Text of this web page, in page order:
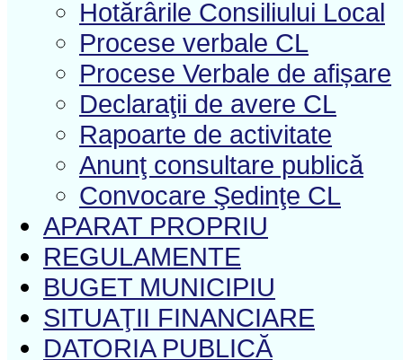
Hotărârile Consiliului Local
Procese verbale CL
Procese Verbale de afișare
Declaraţii de avere CL
Rapoarte de activitate
Anunţ consultare publică
Convocare Şedinţe CL
APARAT PROPRIU
REGULAMENTE
BUGET MUNICIPIU
SITUAŢII FINANCIARE
DATORIA PUBLICĂ